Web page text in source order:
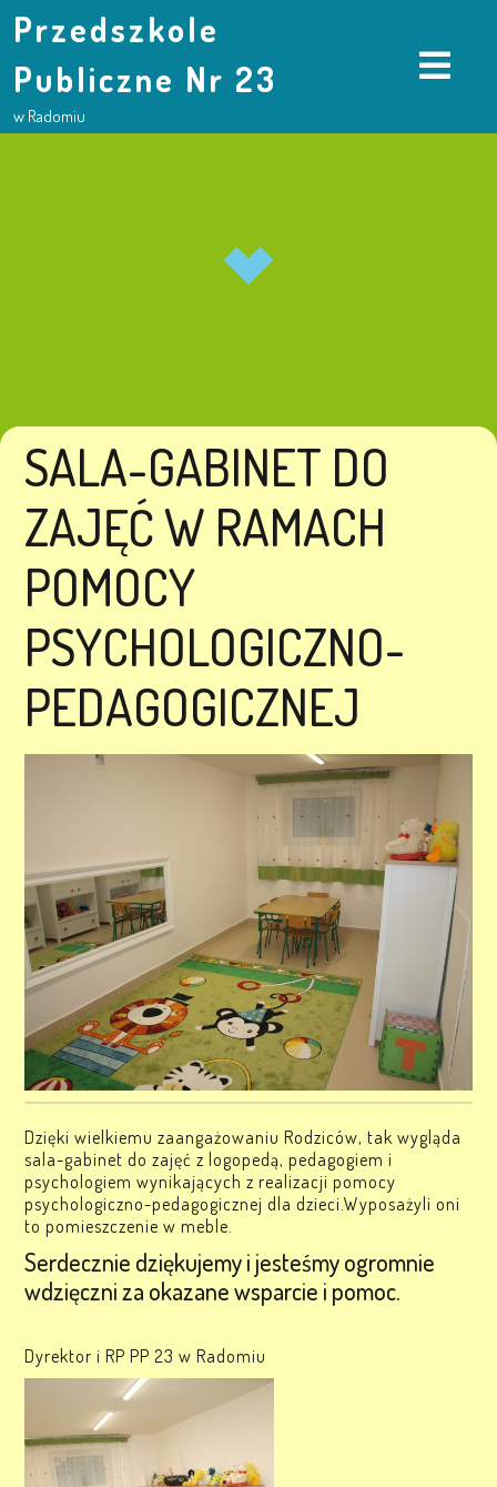
Przedszkole
Publiczne Nr 23
w Radomiu
SALA-GABINET DO
ZAJĘĆ W RAMACH
POMOCY
PSYCHOLOGICZNO-
PEDAGOGICZNEJ
Dzięki wielkiemu zaangażowaniu Rodziców, tak wygląda
sala-gabinet do zajęć z logopedą, pedagogiem i
psychologiem wynikających z realizacji pomocy
psychologiczno-pedagogicznej dla dzieci.Wyposażyli oni
to pomieszczenie w meble.
Serdecznie dziękujemy i jesteśmy ogromnie
wdzięczni za okazane wsparcie i pomoc.
Dyrektor i RP PP 23 w Radomiu